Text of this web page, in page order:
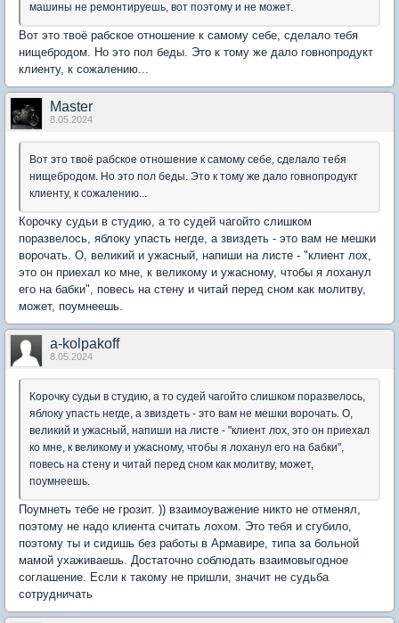
машины не ремонтируешь, вот поэтому и не может.
Вот это твоё рабское отношение к самому себе, сделало тебя
нищебродом. Но это пол беды. Это к тому же дало говнопродукт
клиенту, к сожалению...
Мaster
8.05.2024
Вот это твоё рабское отношение к самому себе, сделало тебя
нищебродом. Но это пол беды. Это к тому же дало говнопродукт
клиенту, к сожалению...
Корочку судьи в студию, а то судей чагойто слишком
поразвелось, яблоку упасть негде, а звиздеть - это вам не мешки
ворочать. О, великий и ужасный, напиши на листе - "клиент лох,
это он приехал ко мне, к великому и ужасному, чтобы я лоханул
его на бабки", повесь на стену и читай перед сном как молитву,
может, поумнеешь.
a-kolpakoff
8.05.2024
Корочку судьи в студию, а то судей чагойто слишком поразвелось,
яблоку упасть негде, а звиздеть - это вам не мешки ворочать. О,
великий и ужасный, напиши на листе - "клиент лох, это он приехал
ко мне, к великому и ужасному, чтобы я лоханул его на бабки",
повесь на стену и читай перед сном как молитву, может,
поумнеешь.
Поумнеть тебе не грозит. )) взаимоуважение никто не отменял,
поэтому не надо клиента считать лохом. Это тебя и сгубило,
поэтому ты и сидишь без работы в Армавире, типа за больной
мамой ухаживаешь. Достаточно соблюдать взаимовыгодное
соглашение. Если к такому не пришли, значит не судьба
сотрудничать